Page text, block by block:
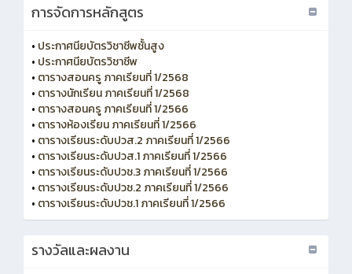
การจัดการหลักสูตร
• ประกาศนียบัตรวิชาชีพชั้นสูง
• ประกาศนียบัตรวิชาชีพ
• ตารางสอนครู ภาคเรียนที่ 1/2568
• ตารางนักเรียน ภาคเรียนที่ 1/2568
• ตารางสอนครู ภาคเรียนที่ 1/2566
• ตารางห้องเรียน ภาคเรียนที่ 1/2566
• ตารางเรียนระดับปวส.2 ภาคเรียนที่ 1/2566
• ตารางเรียนระดับปวส.1 ภาคเรียนที่ 1/2566
• ตารางเรียนระดับปวช.3 ภาคเรียนที่ 1/2566
• ตารางเรียนระดับปวช.2 ภาคเรียนที่ 1/2566
• ตารางเรียนระดับปวช.1 ภาคเรียนที่ 1/2566
รางวัลและผลงาน